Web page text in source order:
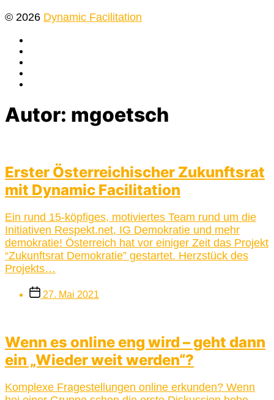
© 2026 Dynamic Facilitation
Autor: mgoetsch
Erster Österreichischer Zukunftsrat
mit Dynamic Facilitation
Ein rund 15-köpfiges, motiviertes Team rund um die
Initiativen Respekt.net, IG Demokratie und mehr
demokratie! Österreich hat vor einiger Zeit das Projekt
“Zukunftsrat Demokratie” gestartet. Herzstück des
Projekts…
Beitragsdatum
27. Mai 2021
Wenn es online eng wird – geht dann
ein „Wieder weit werden“?
Komplexe Fragestellungen online erkunden? Wenn